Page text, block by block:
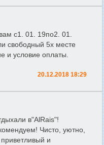
с1. 01. 19по2. 01.
свободный 5х месте
и условие оплаты.
20.12.2018 18:29
в"AlRais"!
Чисто, уютно,
и